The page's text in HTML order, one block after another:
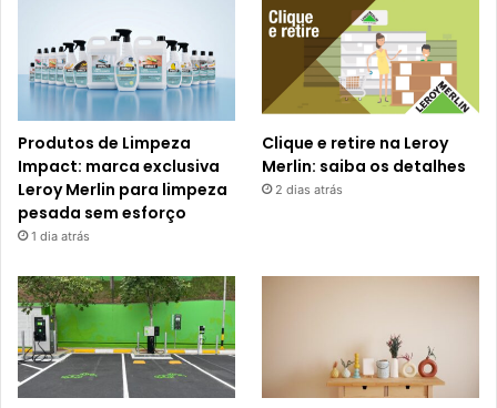
Produtos de Limpeza
Impact: marca exclusiva
Leroy Merlin para limpeza
pesada sem esforço
1 dia atrás
Clique e retire na Leroy
Merlin: saiba os detalhes
2 dias atrás